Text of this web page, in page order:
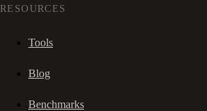
RESOURCES
Tools
Blog
Benchmarks